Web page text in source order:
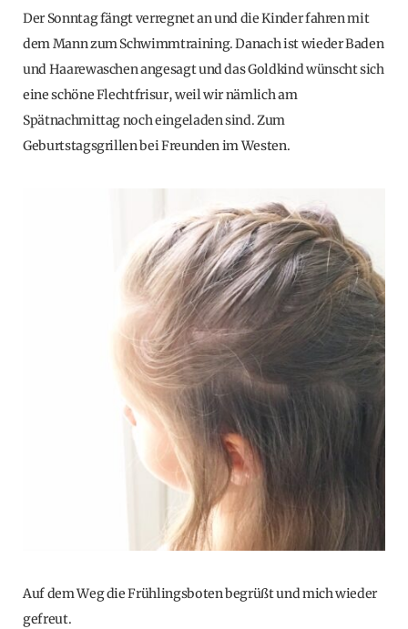
Der Sonntag fängt verregnet an und die Kinder fahren mit
dem Mann zum Schwimmtraining. Danach ist wieder Baden
und Haarewaschen angesagt und das Goldkind wünscht sich
eine schöne Flechtfrisur, weil wir nämlich am
Spätnachmittag noch eingeladen sind. Zum
Geburtstagsgrillen bei Freunden im Westen.
Auf dem Weg die Frühlingsboten begrüßt und mich wieder
gefreut.